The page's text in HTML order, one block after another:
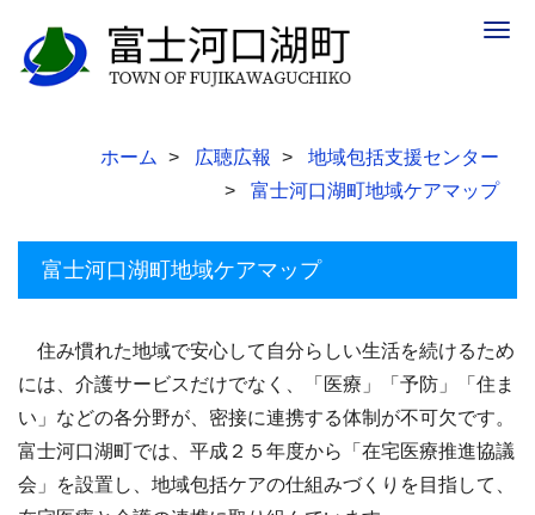
ホーム 広聴広報
地域包括支援センター
富士河口湖町地域ケアマップ
富士河口湖町地域ケアマップ
住み慣れた地域で安心して自分らしい生活を続けるため
には、介護サービスだけでなく、「医療」「予防」「住ま
い」などの各分野が、密接に連携する体制が不可欠です。
富士河口湖町では、平成２５年度から「在宅医療推進協議
会」を設置し、地域包括ケアの仕組みづくりを目指して、